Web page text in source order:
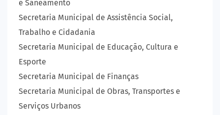
e Saneamento
Secretaria Municipal de Assistência Social,
Trabalho e Cidadania
Secretaria Municipal de Educação, Cultura e
Esporte
Secretaria Municipal de Finanças
Secretaria Municipal de Obras, Transportes e
Serviços Urbanos